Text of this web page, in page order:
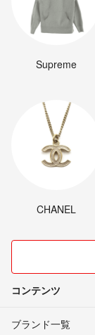
Supreme
CHANEL
コンテンツ
ブランド一覧